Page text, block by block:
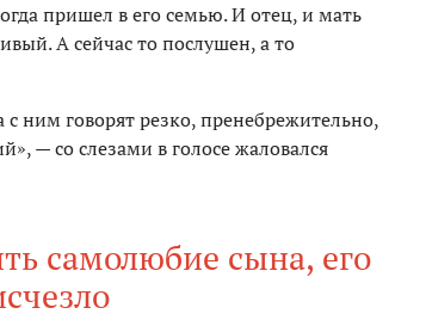
пришел в его семью. И отец, и мать
А сейчас то послушен, а то
с ним говорят резко, пренебрежительно,
— со слезами в голосе жаловался
самолюбие сына, его